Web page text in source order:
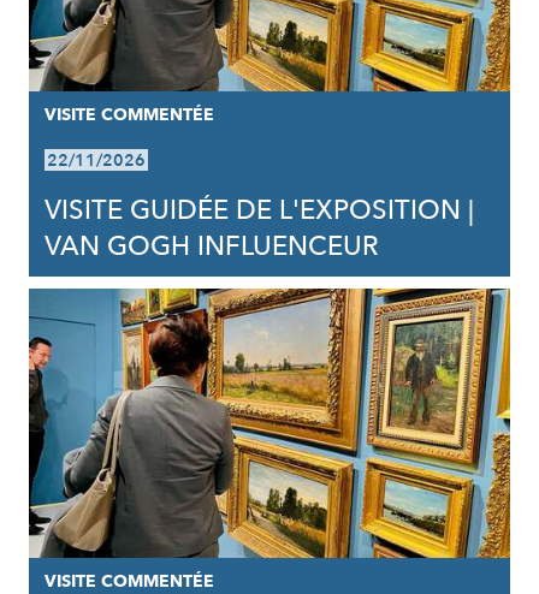
VISITE COMMENTÉE
22/11/2026
VISITE GUIDÉE DE L'EXPOSITION |
VAN GOGH INFLUENCEUR
VISITE COMMENTÉE